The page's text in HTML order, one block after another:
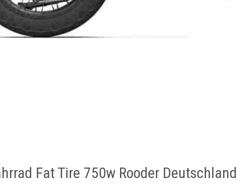
Fat Tire 750w Rooder Deutschland